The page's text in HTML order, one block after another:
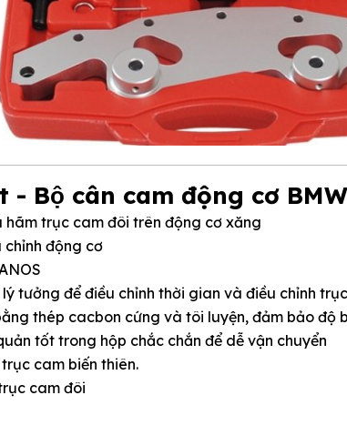
Bộ cân cam động cơ
trục cam đôi trên động cơ xăng
động cơ
tưởng để điều chỉnh thời gian và điều chỉnh
thép cacbon cứng và tôi luyện, đảm bảo độ
tốt trong hộp chắc chắn để dễ vận chuyển
cam biến thiên.
cam đôi